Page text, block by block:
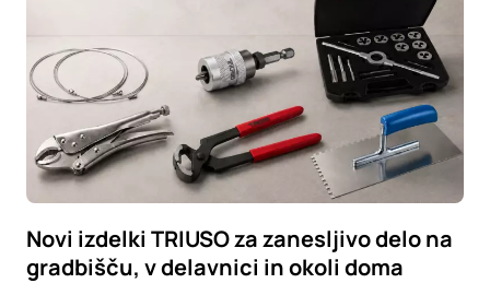
Novi izdelki TRIUSO za zanesljivo delo na
gradbišču, v delavnici in okoli doma